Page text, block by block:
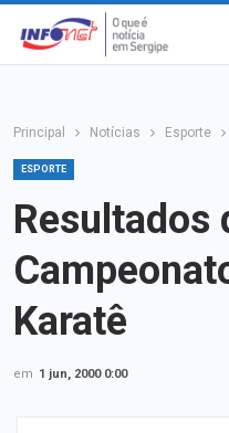
Principal Notícias Esporte
ESPORTE
Resultados
Karatê
em 1 jun, 2000 0:00